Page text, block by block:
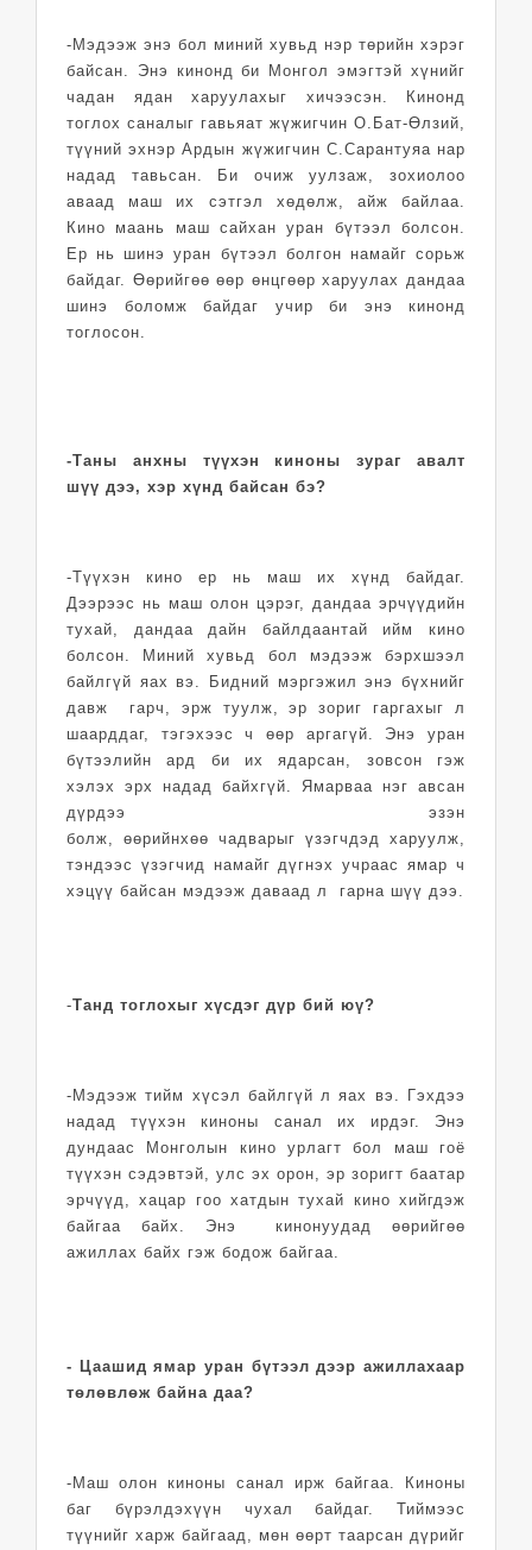
-Мэдээж энэ бол миний хувьд нэр төрийн хэрэг
байсан. Энэ кинонд би Монгол эмэгтэй хүнийг
чадан ядан харуулахыг хичээсэн. Кинонд
тоглох саналыг гавьяат жүжигчин О.Бат-Өлзий,
түүний эхнэр Ардын жүжигчин С.Сарантуяа нар
надад тавьсан. Би очиж уулзаж, зохиолоо
аваад маш их сэтгэл хөдөлж, айж байлаа.
Кино маань маш сайхан уран бүтээл болсон.
Ер нь шинэ уран бүтээл болгон намайг сорьж
байдаг. Өөрийгөө өөр өнцгөөр харуулах дандаа
шинэ боломж байдаг учир би энэ кинонд
тоглосон.
-Таны анхны түүхэн киноны зураг авалт
шүү дээ, хэр хүнд байсан бэ?
-Түүхэн кино ер нь маш их хүнд байдаг.
Дээрээс нь маш олон цэрэг, дандаа эрчүүдийн
тухай, дандаа дайн байлдаантай ийм кино
болсон. Миний хувьд бол мэдээж бэрхшээл
байлгүй яах вэ. Бидний мэргэжил энэ бүхнийг
давж гарч, эрж туулж, эр зориг гаргахыг л
шаарддаг, тэгэхээс ч өөр аргагүй. Энэ уран
бүтээлийн ард би их ядарсан, зовсон гэж
хэлэх эрх надад байхгүй. Ямарваа нэг авсан
дүрдээ эзэн
болж, өөрийнхөө чадварыг үзэгчдэд харуулж,
тэндээс үзэгчид намайг дүгнэх учраас ямар ч
хэцүү байсан мэдээж даваад л гарна шүү дээ.
-Танд тоглохыг хүсдэг дүр бий юү?
-Мэдээж тийм хүсэл байлгүй л яах вэ. Гэхдээ
надад түүхэн киноны санал их ирдэг. Энэ
дундаас Монголын кино урлагт бол маш гоё
түүхэн сэдэвтэй, улс эх орон, эр зоригт баатар
эрчүүд, хацар гоо хатдын тухай кино хийгдэж
байгаа байх. Энэ кинонуудад өөрийгөө
ажиллах байх гэж бодож байгаа.
- Цаашид ямар уран бүтээл дээр ажиллахаар
төлөвлөж байна даа?
-Маш олон киноны санал ирж байгаа. Киноны
баг бүрэлдэхүүн чухал байдаг. Тиймээс
түүнийг харж байгаад, мөн өөрт таарсан дүрийг